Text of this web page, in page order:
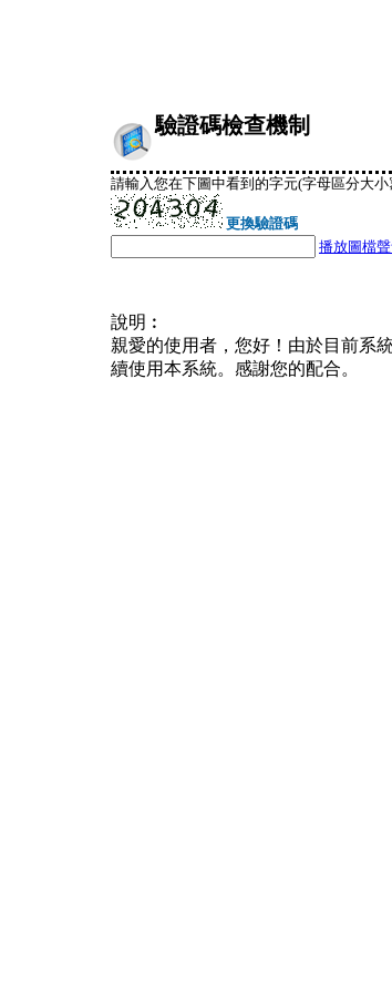
驗證碼檢查機制
請輸入您在下圖中看到的字元(字母區分大小
更換驗證碼
播放圖檔
說明︰
親愛的使用者，您好！由於目前系
續使用本系統。感謝您的配合。